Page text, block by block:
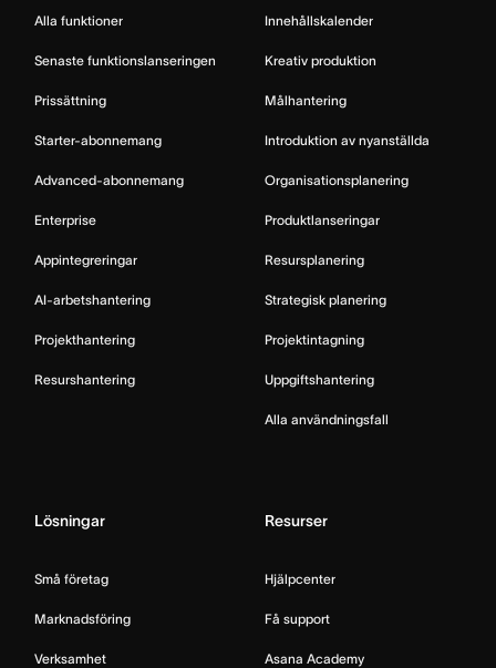
Alla funktioner
Senaste funktionslanseringen
Prissättning
Starter-abonnemang
Advanced-abonnemang
Enterprise
Appintegreringar
AI-arbetshantering
Projekthantering
Resurshantering
Innehållskalender
Kreativ produktion
Målhantering
Introduktion av nyanställda
Organisationsplanering
Produktlanseringar
Resursplanering
Strategisk planering
Projektintagning
Uppgiftshantering
Alla användningsfall
Lösningar
Små företag
Marknadsföring
Verksamhet
Resurser
Hjälpcenter
Få support
Asana Academy